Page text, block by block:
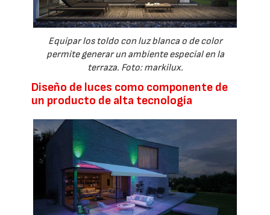
Equipar los toldo con luz blanca o de color
permite generar un ambiente especial en la
terraza. Foto: markilux.
Diseño de luces como componente de
un producto de alta tecnología